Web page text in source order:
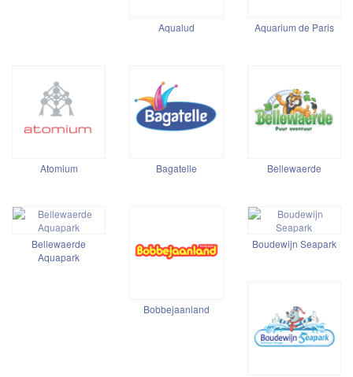
Aqualud Aquarium de Paris
Atomium Bagatelle Bellewaerde
Bellewaerde
Aquapark
Bobbejaanland
Boudewijn Seapark